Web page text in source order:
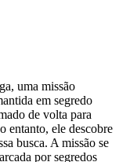
uma missão
em segredo
de volta para
entanto, ele descobre
busca. A missão se
por segredos